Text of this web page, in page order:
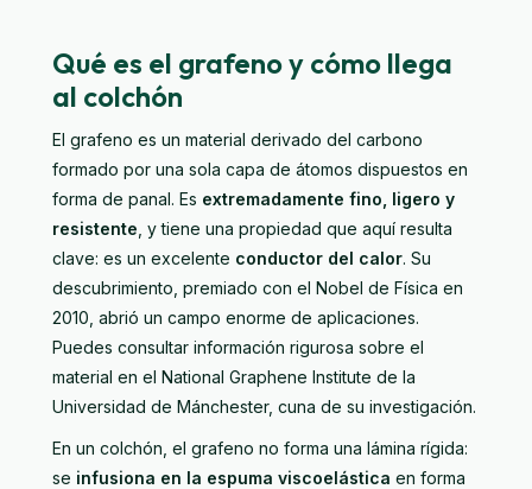
Qué es el grafeno y cómo llega
al colchón
El grafeno es un material derivado del carbono
formado por una sola capa de átomos dispuestos en
forma de panal. Es extremadamente fino, ligero y
resistente , y tiene una propiedad que aquí resulta
clave: es un excelente conductor del calor. Su
descubrimiento, premiado con el Nobel de Física en
2010, abrió un campo enorme de aplicaciones.
Puedes consultar información rigurosa sobre el
material en el National Graphene Institute de la
Universidad de Mánchester, cuna de su investigación.
En un colchón, el grafeno no forma una lámina rígida:
se infusiona en la espuma viscoelástica en forma